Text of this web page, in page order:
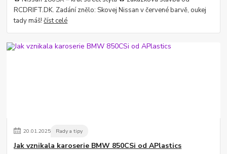
RCDRIFT.DK. Zadání znělo: Skovej Nissan v červené barvě, oukej
tady máš!číst celé
20.01.2025 Rady a tipy
Jak vznikala karoserie BMW 850CSi od APlastics